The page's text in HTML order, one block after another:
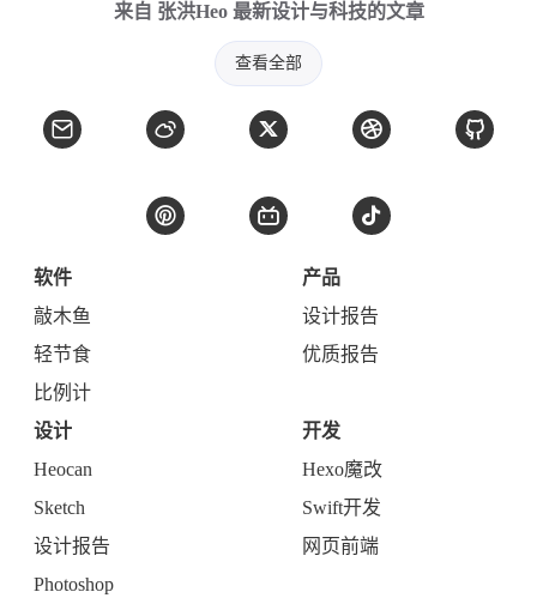
来自 张洪Heo 最新设计与科技的文章
查看全部
软件
敲木鱼
轻节食
比例计
产品
设计报告
优质报告
设计
Heocan
Sketch
设计报告
Photoshop
开发
Hexo魔改
Swift开发
网页前端